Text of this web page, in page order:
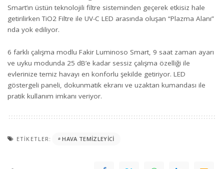
Smart’ın üstün teknolojili filtre sisteminden geçerek etkisiz hale
getirilirken TiO2 Filtre ile UV-C LED arasında oluşan “Plazma Alanı”
nda yok ediliyor.
6 farklı çalışma modlu Fakir Luminoso Smart, 9 saat zaman ayarı
ve uyku modunda 25 dB’e kadar sessiz çalışma özelliği ile
evlerinize temiz havayı en konforlu şekilde getiriyor. LED
göstergeli paneli, dokunmatik ekranı ve uzaktan kumandası ile
pratik kullanım imkanı veriyor.
ETIKETLER: HAVA TEMIZLEYICI